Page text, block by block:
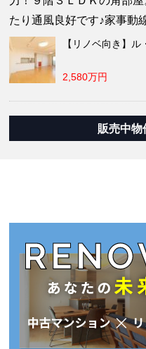
たり通風良好です♪家事動
【リノベ向き】ル
2,580万円
販売中物